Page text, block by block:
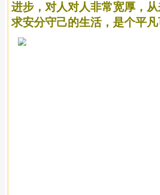
进步，对人对人非常宽厚，
求安分守己的生活，是个平凡